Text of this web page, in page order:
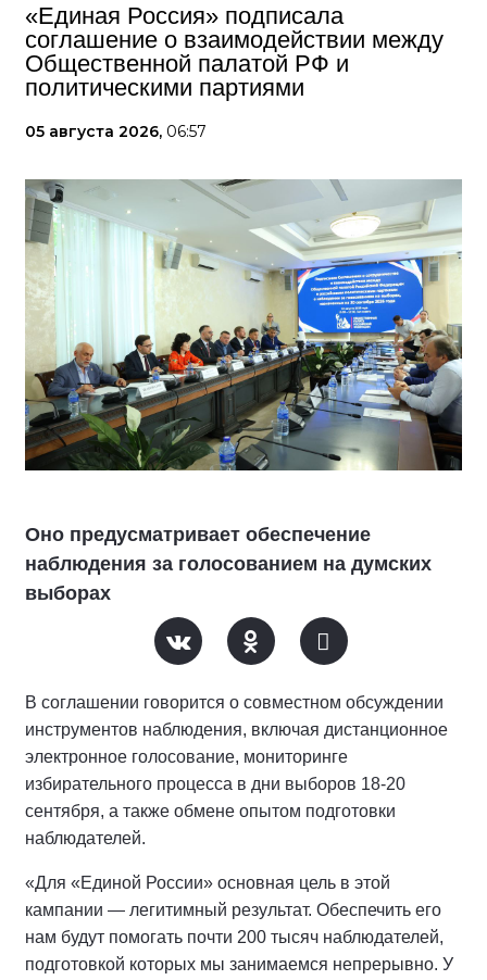
«Единая Россия» подписала
соглашение о взаимодействии между
Общественной палатой РФ и
политическими партиями
05 августа 2026, 06:57
Оно предусматривает обеспечение
наблюдения за голосованием на думских
выборах
В соглашении говорится о совместном обсуждении
инструментов наблюдения, включая дистанционное
электронное голосование, мониторинге
избирательного процесса в дни выборов 18-20
сентября, а также обмене опытом подготовки
наблюдателей.
«Для «Единой России» основная цель в этой
кампании — легитимный результат. Обеспечить его
нам будут помогать почти 200 тысяч наблюдателей,
подготовкой которых мы занимаемся непрерывно. У